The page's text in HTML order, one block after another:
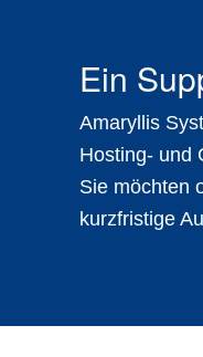
Ein
Amaryllis
Hosting- und
Sie möchten
kurzfristige